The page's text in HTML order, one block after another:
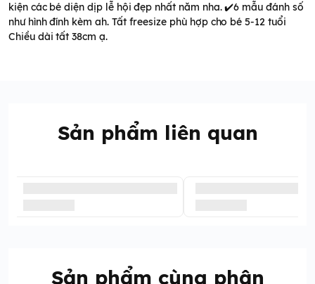
kiện các bé diện dịp lễ hội đẹp nhất năm nha. ✔️6 mẫu đánh số
như hình đính kèm ah. Tất freesize phù hợp cho bé 5-12 tuổi
Chiều dài tất 38cm ạ.
Sản phẩm liên quan
Sản phẩm cùng phân